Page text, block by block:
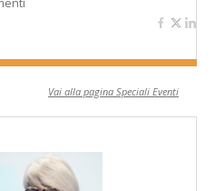
Vai alla pagina Speciali Eventi